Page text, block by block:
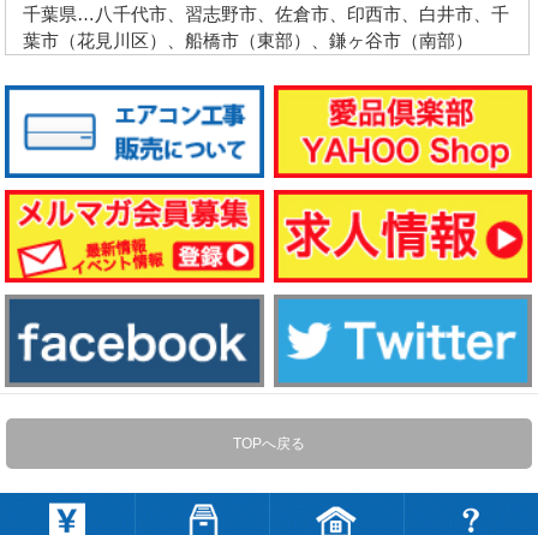
千葉県…八千代市、習志野市、佐倉市、印西市、白井市、千
葉市（花見川区）、船橋市（東部）、鎌ヶ谷市（南部）
TOPへ戻る